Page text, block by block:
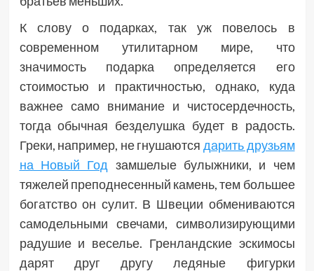
К слову о подарках, так уж повелось в
современном утилитарном мире, что
значимость подарка определяется его
стоимостью и практичностью, однако, куда
важнее само внимание и чистосердечность,
тогда обычная безделушка будет в радость.
Греки, например, не гнушаются дарить друзьям
на Новый Год замшелые булыжники, и чем
тяжелей преподнесенный камень, тем большее
богатство он сулит. В Швеции обмениваются
самодельными свечами, символизирующими
радушие и веселье. Гренландские эскимосы
дарят друг другу ледяные фигурки